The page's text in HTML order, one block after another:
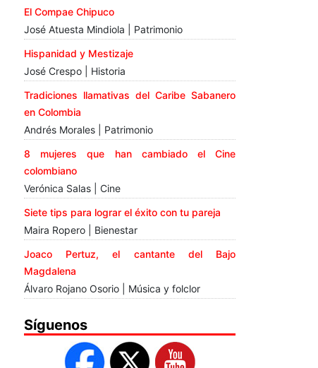
El Compae Chipuco
José Atuesta Mindiola | Patrimonio
Hispanidad y Mestizaje
José Crespo | Historia
Tradiciones llamativas del Caribe Sabanero
en Colombia
Andrés Morales | Patrimonio
8 mujeres que han cambiado el Cine
colombiano
Verónica Salas | Cine
Siete tips para lograr el éxito con tu pareja
Maira Ropero | Bienestar
Joaco Pertuz, el cantante del Bajo
Magdalena
Álvaro Rojano Osorio | Música y folclor
Síguenos